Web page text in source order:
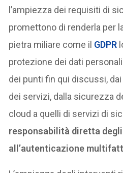
l’ampiezza dei requisiti di
promettono di renderla per
pietra miliare come il GDPR
protezione dei dati
dei punti fin qui discussi,
dei servizi, dalla sicurezza
cloud a quelli di servizi di
responsabilità diretta
all’autenticazione